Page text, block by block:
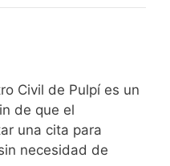
Civil de Pulpí es un
de que el
una cita para
necesidad de